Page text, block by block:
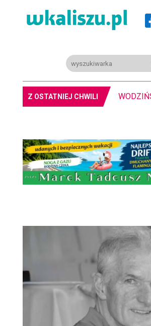
Z OSTATNIEJ CHWILI WODZIŃSKI: Kalisz to dla mnie miejsce szczególne